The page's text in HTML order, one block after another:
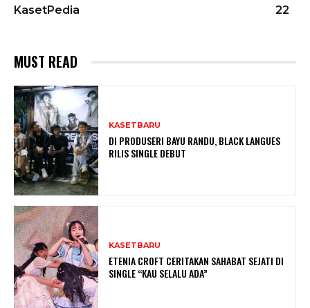
KasetPedia
22
MUST READ
KASETBARU
DI PRODUSERI BAYU RANDU, BLACK LANGUES
RILIS SINGLE DEBUT
KASETBARU
ETENIA CROFT CERITAKAN SAHABAT SEJATI DI
SINGLE “KAU SELALU ADA”